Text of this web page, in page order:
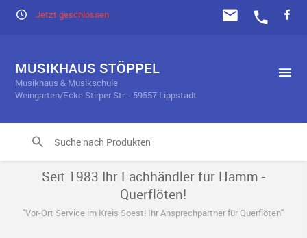
Jetzt geschlossen
MUSIKHAUS STÖPPEL
Musikhaus & Musikschule
Weingarten/Ecke Stirper Str. - 59557 Lippstadt
Seit 1983 Ihr Fachhändler für Hamm -
Querflöten!
"Vor-Ort Service im Kreis Soest! Ihr Ansprechpartner für Querflöten"